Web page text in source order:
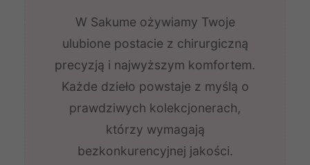
W Sakume ożywiamy Twoje
ulubione postacie z chirurgiczną
precyzją i najwyższym komfortem.
Każde dzieło powstaje z myślą o
prawdziwych kolekcjonerach,
którzy wymagają
bezkonkurencyjnej jakości.